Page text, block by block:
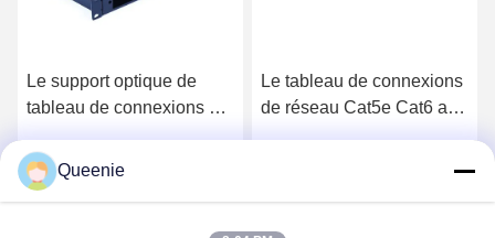
Le support optique de
tableau de connexions de
48
Obtenez le meilleur prix
Le tableau de connexions
de réseau Cat5e Cat6 a
Queenie